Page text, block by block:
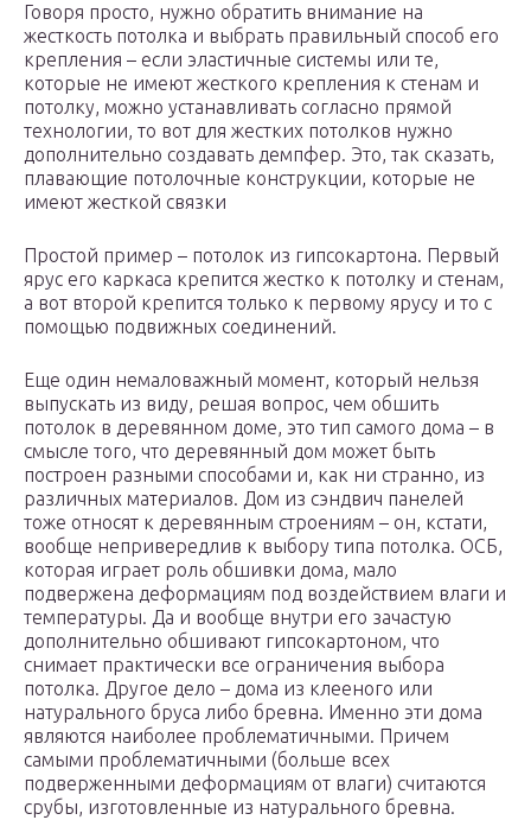
Говоря просто, нужно обратить внимание на
жесткость потолка и выбрать правильный способ его
крепления – если эластичные системы или те,
которые не имеют жесткого крепления к стенам и
потолку, можно устанавливать согласно прямой
технологии, то вот для жестких потолков нужно
дополнительно создавать демпфер. Это, так сказать,
плавающие потолочные конструкции, которые не
имеют жесткой связки
Простой пример – потолок из гипсокартона. Первый
ярус его каркаса крепится жестко к потолку и стенам,
а вот второй крепится только к первому ярусу и то с
помощью подвижных соединений.
Еще один немаловажный момент, который нельзя
выпускать из виду, решая вопрос, чем обшить
потолок в деревянном доме, это тип самого дома – в
смысле того, что деревянный дом может быть
построен разными способами и, как ни странно, из
различных материалов. Дом из сэндвич панелей
тоже относят к деревянным строениям – он, кстати,
вообще непривередлив к выбору типа потолка. ОСБ,
которая играет роль обшивки дома, мало
подвержена деформациям под воздействием влаги и
температуры. Да и вообще внутри его зачастую
дополнительно обшивают гипсокартоном, что
снимает практически все ограничения выбора
потолка. Другое дело – дома из клееного или
натурального бруса либо бревна. Именно эти дома
являются наиболее проблематичными. Причем
самыми проблематичными (больше всех
подверженными деформациям от влаги) считаются
срубы, изготовленные из натурального бревна.